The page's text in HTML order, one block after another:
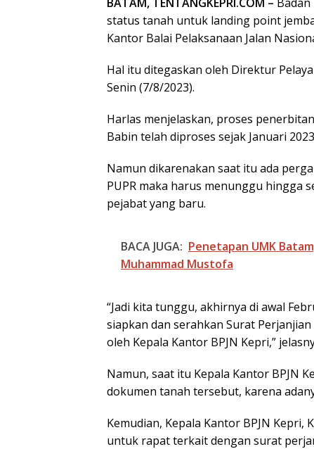
status tanah untuk landing point
Kantor Balai Pelaksanaan Jalan
Hal itu ditegaskan oleh Direktur
Senin (7/8/2023).
Harlas menjelaskan, proses
Babin telah diproses sejak Januari
Namun dikarenakan saat itu ada
PUPR maka harus menunggu hingga
pejabat yang baru.
BACA JUGA: Penetapan UMK
Muhammad Mustofa
“Jadi kita tunggu, akhirnya di awal
siapkan dan serahkan Surat
oleh Kepala Kantor BPJN Kepri,”
Namun, saat itu Kepala Kantor BPJN
dokumen tanah tersebut, karena
Kemudian, Kepala Kantor BPJN Kepri,
untuk rapat terkait dengan surat